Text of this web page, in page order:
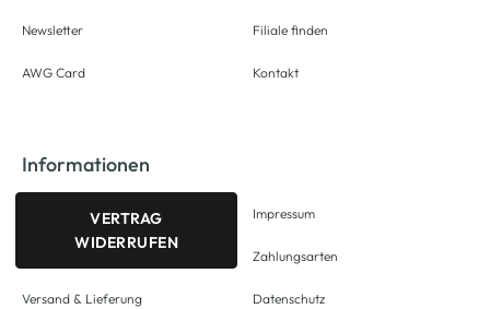
Newsletter
AWG Card
Filiale finden
Kontakt
Informationen
VERTRAG
WIDERRUFEN
Versand & Lieferung
Impressum
Zahlungsarten
Datenschutz